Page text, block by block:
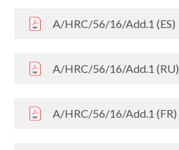
A/HRC/56/16/Add.1 (ES)
A/HRC/56/16/Add.1 (RU)
A/HRC/56/16/Add.1 (FR)